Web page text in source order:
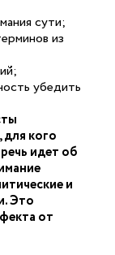
сути;
из
убедить
кого
идет об
и
Это
от